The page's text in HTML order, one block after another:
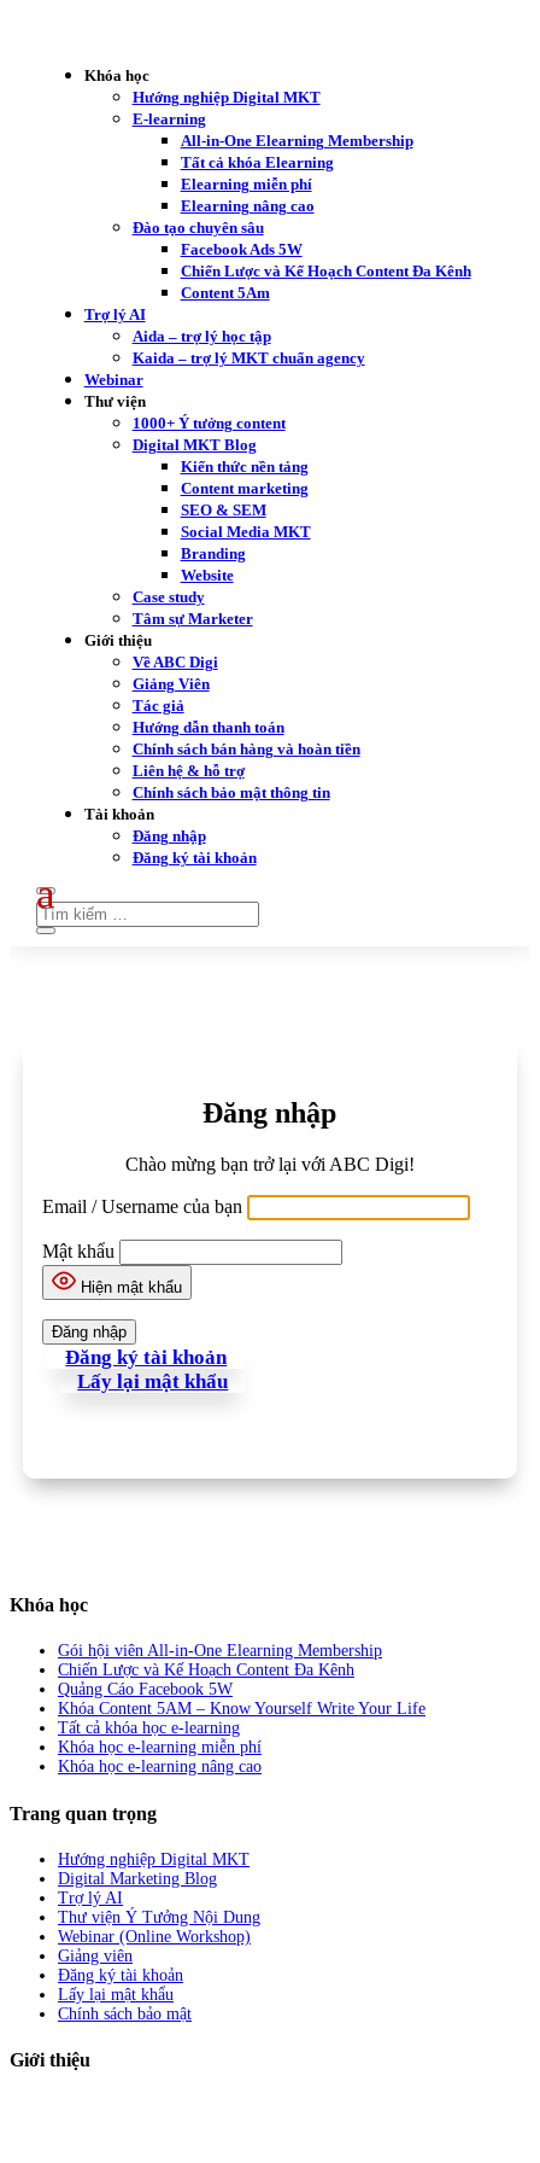
Khóa học
Hướng nghiệp Digital MKT
E-learning
All-in-One Elearning Membership
Tất cả khóa Elearning
Elearning miễn phí
Elearning nâng cao
Đào tạo chuyên sâu
Facebook Ads 5W
Chiến Lược và Kế Hoạch Content Đa Kênh
Content 5Am
Trợ lý AI
Aida – trợ lý học tập
Kaida – trợ lý MKT chuẩn agency
Webinar
Thư viện
1000+ Ý tưởng content
Digital MKT Blog
Kiến thức nền tảng
Content marketing
SEO & SEM
Social Media MKT
Branding
Website
Case study
Tâm sự Marketer
Giới thiệu
Về ABC Digi
Giảng Viên
Tác giả
Hướng dẫn thanh toán
Chính sách bán hàng và hoàn tiền
Liên hệ & hỗ trợ
Chính sách bảo mật thông tin
Tài khoản
Đăng nhập
Đăng ký tài khoản
Đăng nhập
Chào mừng bạn trở lại với ABC Digi!
Email / Username của bạn
Mật khẩu
Hiện mật khẩu
Đăng ký tài khoản
Lấy lại mật khẩu
Khóa học
Gói hội viên All-in-One Elearning Membership
Chiến Lược và Kế Hoạch Content Đa Kênh
Quảng Cáo Facebook 5W
Khóa Content 5AM – Know Yourself Write Your Life
Tất cả khóa học e-learning
Khóa học e-learning miễn phí
Khóa học e-learning nâng cao
Trang quan trọng
Hướng nghiệp Digital MKT
Digital Marketing Blog
Trợ lý AI
Thư viện Ý Tưởng Nội Dung
Webinar (Online Workshop)
Giảng viên
Đăng ký tài khoản
Lấy lại mật khẩu
Chính sách bảo mật
Giới thiệu